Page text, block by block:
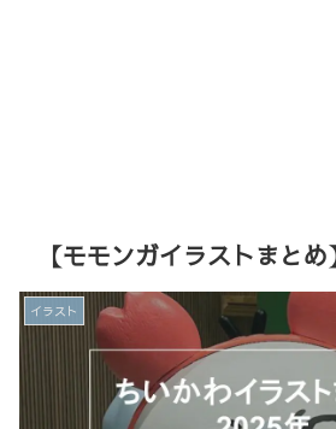
【モモンガイラストまと
イラスト